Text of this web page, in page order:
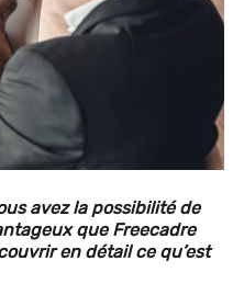
avez la possibilité de
que Freecadre
en détail ce qu’est